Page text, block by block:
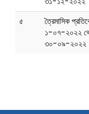
৫
ত্রৈমাসিক
১-০৭-২০২২
৩০-০৯-২০২২